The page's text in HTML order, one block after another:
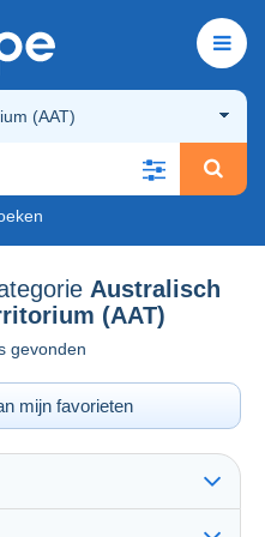
(AAT)
Australisch
(AAT)
gevonden
mijn favorieten